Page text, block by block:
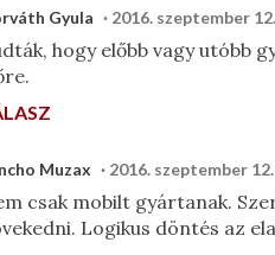
Gyula 2016. szeptember
hogy előbb vagy utóbb
Muzax 2016. szeptember
csak mobilt gyártanak.
Logikus döntés az